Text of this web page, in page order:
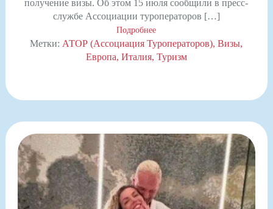
получение визы. Об этом 15 июля сообщили в пресс-
службе Ассоциации туроператоров […]
Подробнее
Метки: АТОР (Ассоциация Туроператоров) Визы
Европа Италия Туризм